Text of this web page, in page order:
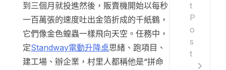
到三個月就投進然後，販賣機開始以每秒
一百萬張的速度吐出金箔折成的千紙鶴，
它們像金色蝗蟲一樣飛向天空。任務中，
定Standway電動升降桌思緒、跑項目、
建工場、辦企業，村里人都稱他是“拼命
t
P
o
s
t